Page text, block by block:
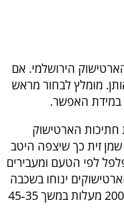
הירושלמי. אם
מומלץ לבחור מראש
במידת האפשר.
חתיכות הארטישוק
שמן זית כך שיצפה היטב
לפי הטעם ומעבירים
ינוחו בשכבה
אחידה. צולים בתנור בחום של 200 מעלות במשך 35‑45